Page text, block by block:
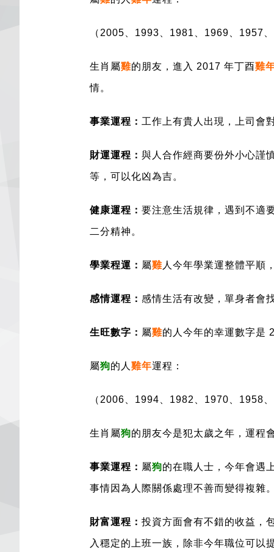
（2005、1993、1981、1969、1957、
生肖屬雞的朋友，進入 2017 年丁酉雞
情。
事業運程： 工作上有貴人出現，上司會
財運運程： 與人合作經商要份外小心謹
等，可以化凶為吉。
健康運程： 要注意生活規律，遇到不適
二分精神。
學業程運： 屬雞人今年學業運整體平順
感情運程： 感情生活有改變，單身者會
生旺數字： 屬雞的人今年的幸運數字是 2
屬狗的人 雞年運程：
（2006、1994、1982、1970、1958、
生肖屬狗的朋友今是犯太歲之年，運程
事業運程： 屬狗的在職人士，今年會遇
事情因為人際關係處理不善而變得複雜。
財富運程： 投資方面會有不錯的收益，
入穩定的上班一族，除非今年職位可以